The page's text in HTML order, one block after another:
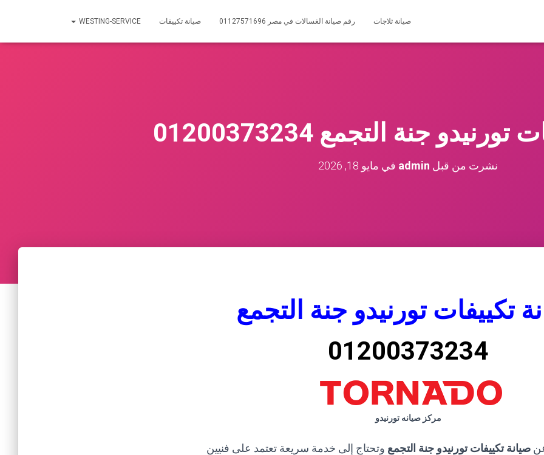
صيانة ثلاجات رقم صيانة الغسالات في مصر 01127571696 صيانة تكييفات WESTING-SERVICE
جنة التجمع 01200373234
نشرت من قبل admin في مايو 18, 2026
تكييفات تورنيدو جنة التجمع
01200373234
مركز صيانه تورنيدو
صيانة تكييفات تورنيدو جنة التجمع وتحتاج إلى خدمة سريعة تعتمد على فنيين